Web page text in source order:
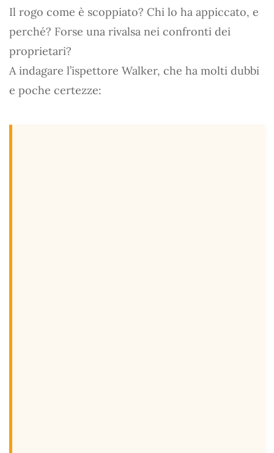
Il rogo come è scoppiato? Chi lo ha appiccato, e
perché? Forse una rivalsa nei confronti dei
proprietari?
A indagare l’ispettore Walker, che ha molti dubbi
e poche certezze: